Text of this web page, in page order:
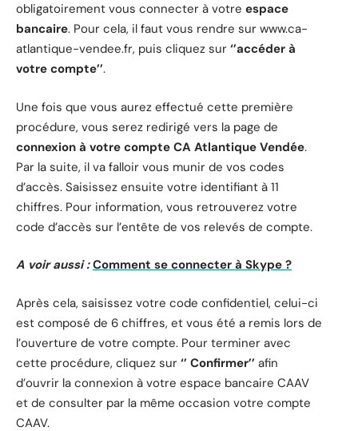
obligatoirement vous connecter à votre espace
bancaire. Pour cela, il faut vous rendre sur www.ca-
atlantique-vendee.fr, puis cliquez sur ‘’accéder à
votre compte’’.
Une fois que vous aurez effectué cette première
procédure, vous serez redirigé vers la page de
connexion à votre compte CA Atlantique Vendée.
Par la suite, il va falloir vous munir de vos codes
d’accès. Saisissez ensuite votre identifiant à 11
chiffres. Pour information, vous retrouverez votre
code d’accès sur l’entête de vos relevés de compte.
A voir aussi : Comment se connecter à Skype ?
Après cela, saisissez votre code confidentiel, celui-ci
est composé de 6 chiffres, et vous été a remis lors de
l’ouverture de votre compte. Pour terminer avec
cette procédure, cliquez sur ‘’ Confirmer’’ afin
d’ouvrir la connexion à votre espace bancaire CAAV
et de consulter par la même occasion votre compte
CAAV.